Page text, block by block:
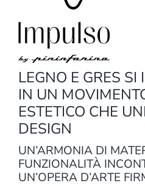
LEGNO E GRES SI
IN UN
ESTETICO CHE
DESIGN
UN’ARMONIA DI
FUNZIONALITÀ
UN’OPERA D’ARTE